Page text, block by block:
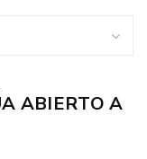
ABIERTO A